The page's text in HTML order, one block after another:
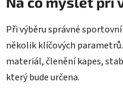
Při výběru správné
několik klíčových
materiál, členění kapes,
který bude určena.